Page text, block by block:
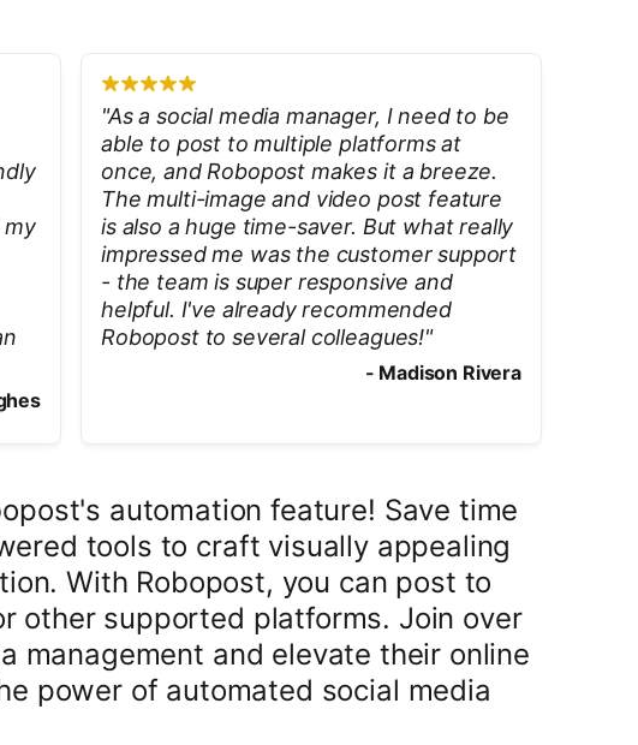
my
"As a social media manager, I need to be
able to post to multiple platforms at
once, and Robopost makes it a breeze.
The multi-image and video post feature
is also a huge time-saver. But what really
impressed me was the customer support
- the team is super responsive and
helpful. I've already recommended
Robopost to several colleagues!"
- Madison Rivera
automation feature! Save time
tools to craft visually appealing
With Robopost, you can post to
other supported platforms. Join over
management and elevate their online
power of automated social media